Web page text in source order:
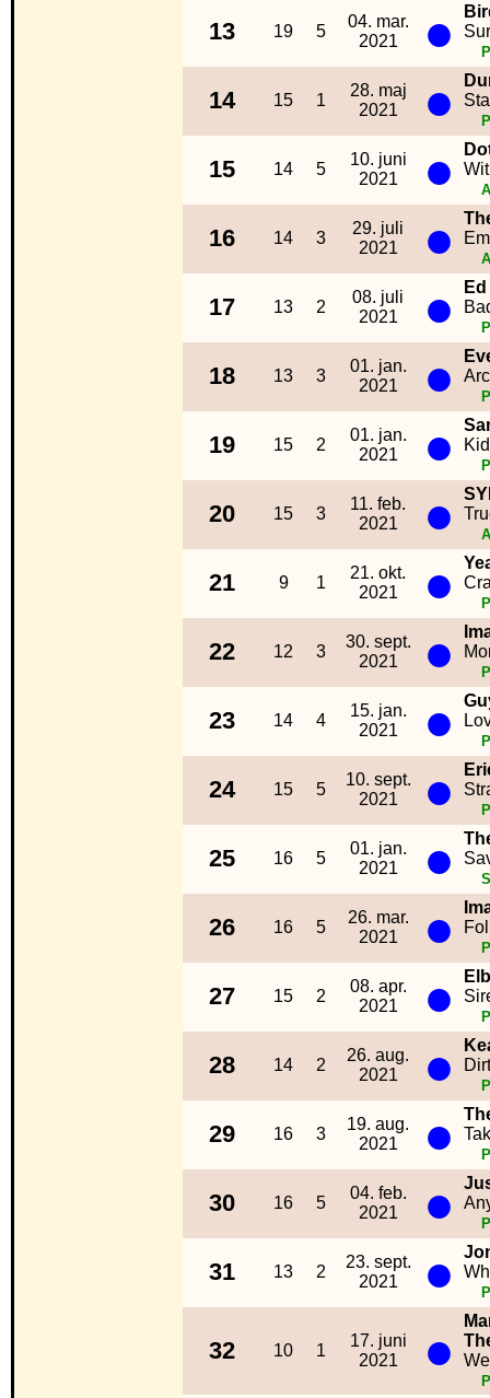
13 19 5
04. mar.
2021
●
14 15 1
28. maj
2021
●
15 14 5
10. juni
2021
●
16 14 3
29. juli
2021
●
17 13 2
08. juli
2021
●
18 13 3
01. jan.
2021
●
19 15 2
01. jan.
2021
●
20 15 3
11. feb.
2021
●
21 9 1
21. okt.
2021
●
22 12 3
30. sept.
2021
●
23 14 4
15. jan.
2021
●
24 15 5
10. sept.
2021
●
25 16 5
01. jan.
2021
●
26 16 5
26. mar.
2021
●
27 15 2
08. apr.
2021
●
28 14 2
26. aug.
2021
●
Dirt
29 16 3
19. aug.
2021
●
30 16 5
04. feb.
2021
●
31 13 2
23. sept.
2021
●
32 10 1
17. juni
2021
●